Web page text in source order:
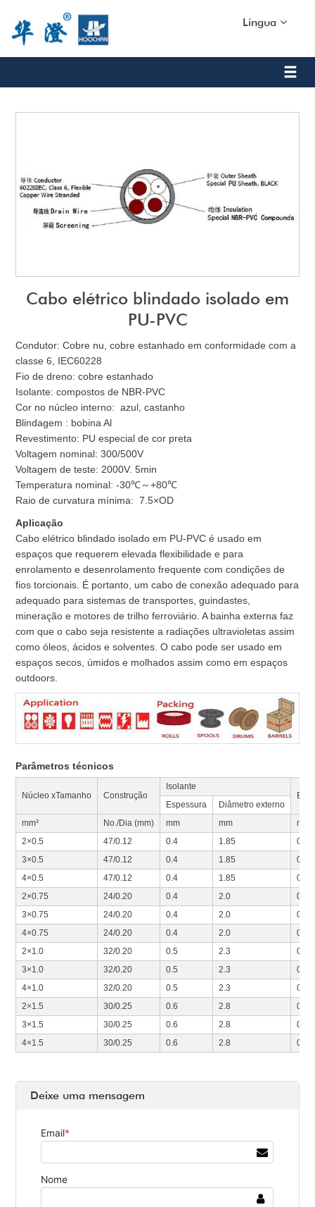
Língua
Cabo elétrico blindado isolado em
PU-PVC
Condutor: Cobre nu, cobre estanhado em conformidade com a
classe 6, IEC60228
Fio de dreno: cobre estanhado
Isolante: compostos de NBR-PVC
Cor no núcleo interno: azul, castanho
Blindagem : bobina Al
Revestimento: PU especial de cor preta
Voltagem nominal: 300/500V
Voltagem de teste: 2000V. 5min
Temperatura nominal: -30℃～+80℃
Raio de curvatura mínima: 7.5×OD
Aplicação
Cabo elétrico blindado isolado em PU-PVC é usado em
espaços que requerem elevada flexibilidade e para
enrolamento e desenrolamento frequente com condições de
fios torcionais. É portanto, um cabo de conexão adequado para
adequado para sistemas de transportes, guindastes,
mineração e motores de trilho ferroviário. A bainha externa faz
com que o cabo seja resistente a radiações ultravioletas assim
como óleos, ácidos e solventes. O cabo pode ser usado em
espaços secos, úmidos e molhados assim como em espaços
outdoors.
Parâmetros técnicos
Núcleo xTamanho Construção
Isolante
Espessura
Diâmetro externo
mm²
No./Dia (mm) mm mm
mm
2×0.5
47/0.12 0.4 1.85
0.6
3×0.5
47/0.12 0.4 1.85
0.6
4×0.5
47/0.12 0.4 1.85
0.6
2×0.75
24/0.20 0.4 2.0
0.6
3×0.75
24/0.20 0.4 2.0
0.6
4×0.75
24/0.20 0.4 2.0
0.6
2×1.0
32/0.20 0.5 2.3
0.7
3×1.0
32/0.20 0.5 2.3
0.7
4×1.0
32/0.20 0.5 2.3
0.7
2×1.5
30/0.25 0.6 2.8
0.7
3×1.5
30/0.25 0.6 2.8
0.7
4×1.5
30/0.25 0.6 2.8 0.7
Deixe uma mensagem